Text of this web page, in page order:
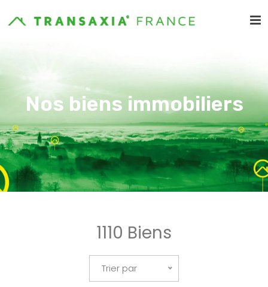
Nos biens immobiliers
1110 Biens
Trier par